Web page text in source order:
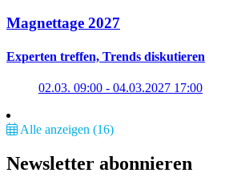
Magnettage 2027
Experten treffen, Trends diskutieren
02.03. 09:00 - 04.03.2027 17:00
Alle anzeigen (16)
Newsletter abonnieren